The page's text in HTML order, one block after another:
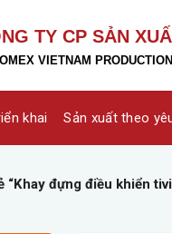
TY CP SẢN
VIETNAM
khai Sản xuất theo
đựng điều khiển